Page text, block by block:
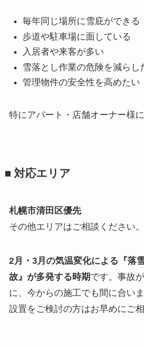
毎年同じ場所に雪庇ができる
歩道や駐車場に面している
入居者や来客が多い
雪落とし作業の危険を減らし
管理物件の安全性を高めたい
特にアパート・店舗オーナー様
■ 対応エリア
札幌市清田区優先
その他エリアはご相談ください。
2月・3月の気温変化による『落
故』が多発する時期です。事故
に、今からの施工でも間に合いま
設置をご検討の方はお早めにご相